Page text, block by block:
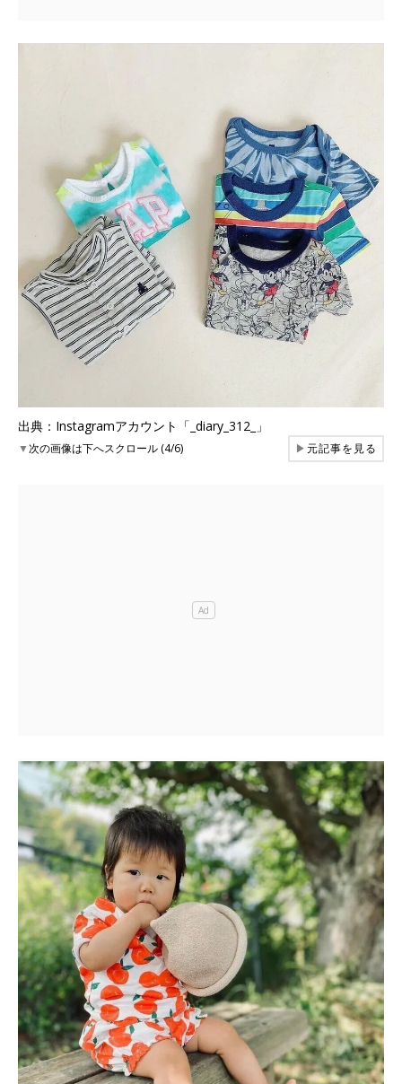
出典：Instagramアカウント「_diary_312_」
▼次の画像は下へスクロール (4/6) ▶元記事を見る